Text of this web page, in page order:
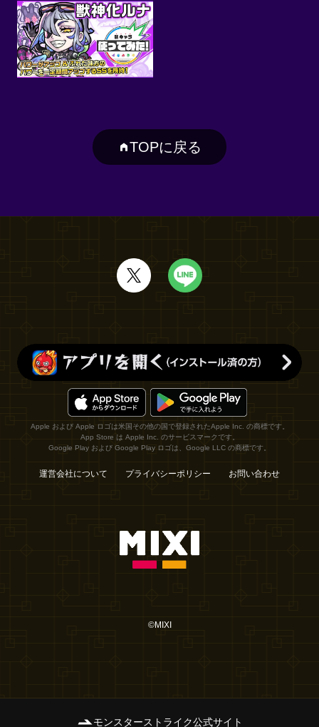
TOPに戻る
Apple および Apple ロゴは米国その他の国で登録されたApple Inc. の商標です。
App Store は Apple Inc. のサービスマークです。
Google Play および Google Play ロゴは、Google LLC の商標です。
運営会社について プライバシーポリシー お問い合わせ
©MIXI
モンスターストライク公式サイト